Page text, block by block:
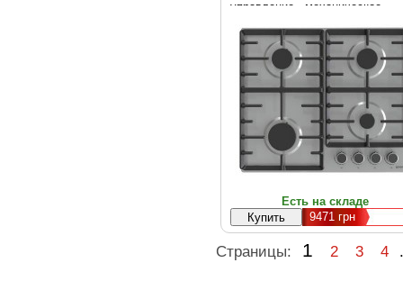
управление - механическое,
нержавеющая сталь
Есть на складе
9471 грн
Страницы: 1 2 3 4